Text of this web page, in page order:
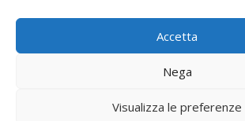
Accetta
Nega
Visualizza le preferenze
CRISTIANESIMO NEL MONDO